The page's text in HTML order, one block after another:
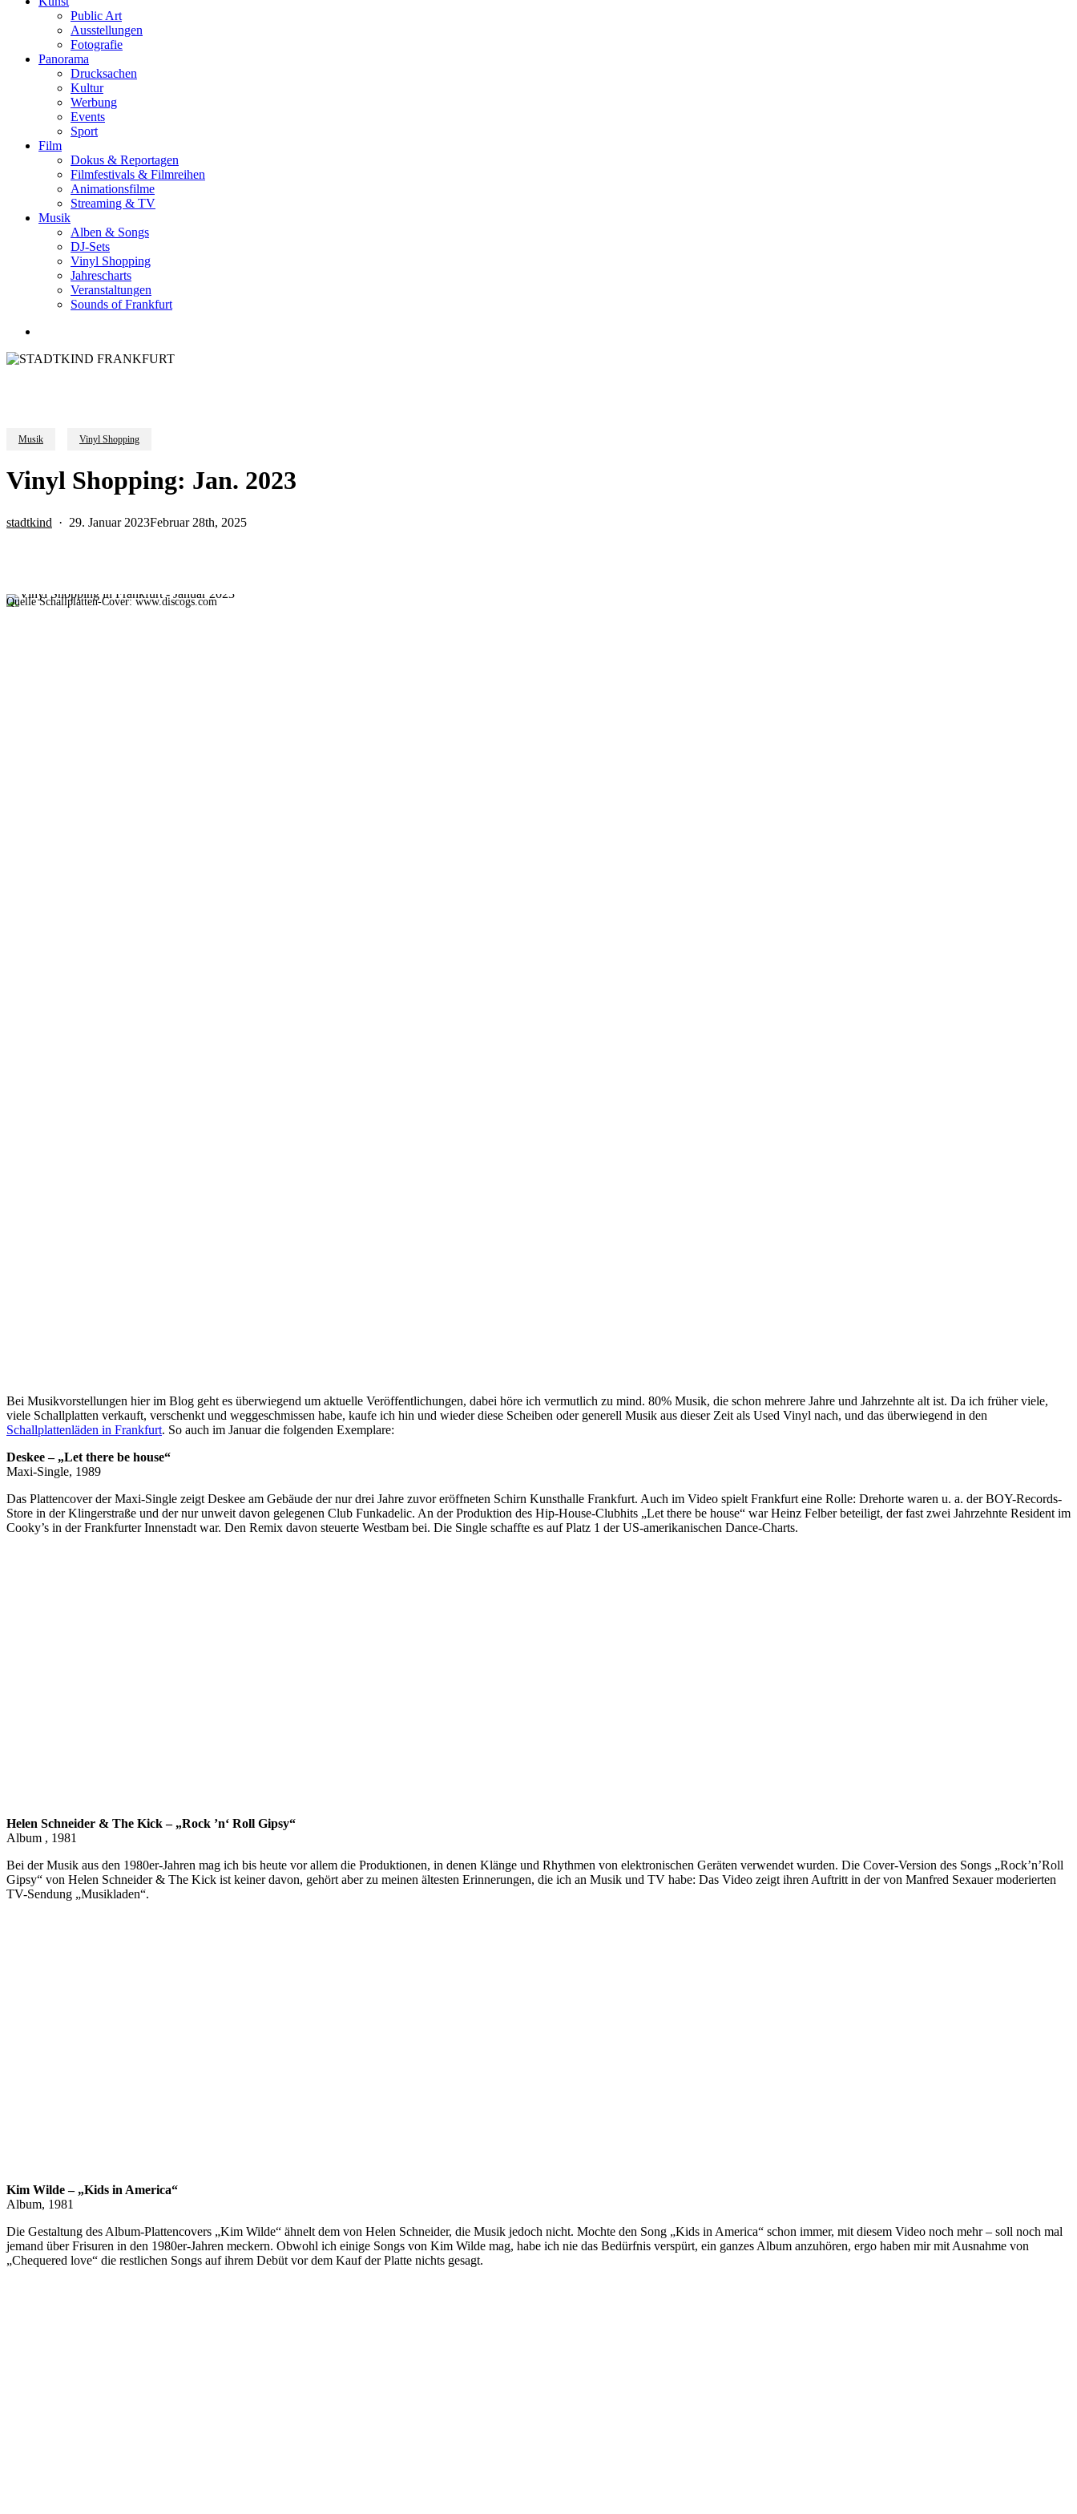
Public Art
Ausstellungen
Fotografie
Panorama
Drucksachen
Kultur
Werbung
Events
Sport
Film
Dokus & Reportagen
Filmfestivals & Filmreihen
Animationsfilme
Streaming & TV
Musik
Alben & Songs
DJ-Sets
Vinyl Shopping
Jahrescharts
Veranstaltungen
Sounds of Frankfurt
Musik Vinyl Shopping
Vinyl Shopping: Jan. 2023
stadtkind 29. Januar 2023Februar 28th, 2025
Quelle Schallplatten-Cover: www.discogs.com
Bei Musikvorstellungen hier im Blog geht es überwiegend um aktuelle Veröffentlichungen, dabei höre ich vermutlich zu mind. 80% Musik, die schon mehrere Jahre und Jahrzehnte alt ist. Da ich früher viele,
viele Schallplatten verkauft, verschenkt und weggeschmissen habe, kaufe ich hin und wieder diese Scheiben oder generell Musik aus dieser Zeit als Used Vinyl nach, und das überwiegend in den
Schallplattenläden in Frankfurt. So auch im Januar die folgenden Exemplare:
Deskee – „Let there be house“
Maxi-Single, 1989
Das Plattencover der Maxi-Single zeigt Deskee am Gebäude der nur drei Jahre zuvor eröffneten Schirn Kunsthalle Frankfurt. Auch im Video spielt Frankfurt eine Rolle: Drehorte waren u. a. der BOY-Records-
Store in der Klingerstraße und der nur unweit davon gelegenen Club Funkadelic. An der Produktion des Hip-House-Clubhits „Let there be house“ war Heinz Felber beteiligt, der fast zwei Jahrzehnte Resident im
Cooky’s in der Frankfurter Innenstadt war. Den Remix davon steuerte Westbam bei. Die Single schaffte es auf Platz 1 der US-amerikanischen Dance-Charts.
Helen Schneider & The Kick – „Rock ’n‘ Roll Gipsy“
Album , 1981
Bei der Musik aus den 1980er-Jahren mag ich bis heute vor allem die Produktionen, in denen Klänge und Rhythmen von elektronischen Geräten verwendet wurden. Die Cover-Version des Songs „Rock’n’Roll
Gipsy“ von Helen Schneider & The Kick ist keiner davon, gehört aber zu meinen ältesten Erinnerungen, die ich an Musik und TV habe: Das Video zeigt ihren Auftritt in der von Manfred Sexauer moderierten
TV-Sendung „Musikladen“.
Kim Wilde – „Kids in America“
Album, 1981
Die Gestaltung des Album-Plattencovers „Kim Wilde“ ähnelt dem von Helen Schneider, die Musik jedoch nicht. Mochte den Song „Kids in America“ schon immer, mit diesem Video noch mehr – soll noch mal
jemand über Frisuren in den 1980er-Jahren meckern. Obwohl ich einige Songs von Kim Wilde mag, habe ich nie das Bedürfnis verspürt, ein ganzes Album anzuhören, ergo haben mir mit Ausnahme von
„Chequered love“ die restlichen Songs auf ihrem Debüt vor dem Kauf der Platte nichts gesagt.